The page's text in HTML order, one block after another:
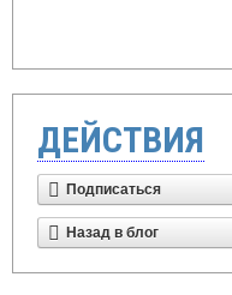
ДЕЙСТВИЯ
Подписаться
Назад в блог